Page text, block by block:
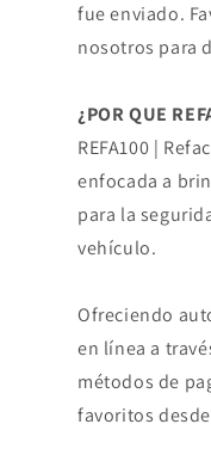
fue enviado.
nosotros para
¿POR QUE
REFA100 |
enfocada a
para la
vehículo.
Ofreciendo
en línea a
métodos de
favoritos